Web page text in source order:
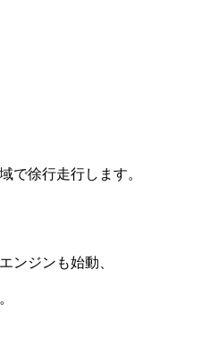
で徐行走行します。
ンジンも始動、